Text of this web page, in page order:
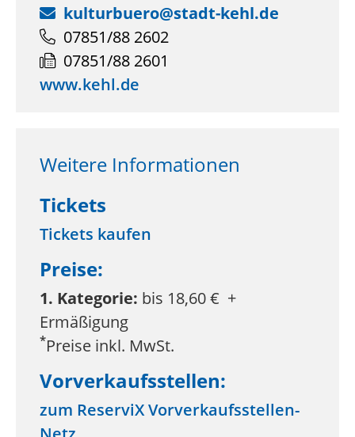
kulturbuero@stadt-kehl.de
07851/88 2602
07851/88 2601
www.kehl.de
Weitere Informationen
Tickets
Tickets kaufen
Preise:
1. Kategorie: bis 18,60 € +
Ermäßigung
*Preise inkl. MwSt.
Vorverkaufsstellen:
zum ReserviX Vorverkaufsstellen-